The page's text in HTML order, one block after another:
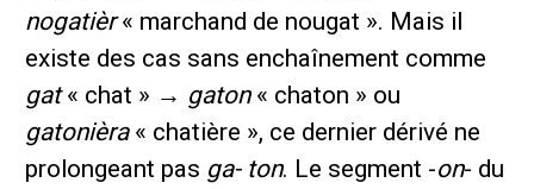
nogatièr« marchand de nougat ». Mais il
existe des cas sans enchaînement comme
gat« chat » → gaton« chaton » ou
gatonièra« chatière », ce dernier dérivé ne
prolongeant pas ga- ton. Le segment -on- du